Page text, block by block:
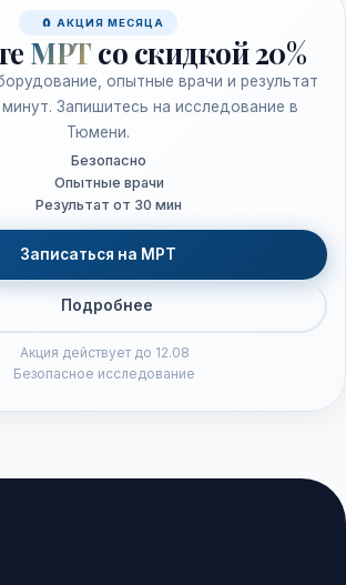
🧲 АКЦИЯ МЕСЯЦА
МРТ со скидкой 20%
опытные врачи и результат
Запишитесь на исследование в
Тюмени.
Безопасно
Опытные врачи
Результат от 30 мин
Записаться на МРТ
Подробнее
Акция действует до 12.08
Безопасное исследование